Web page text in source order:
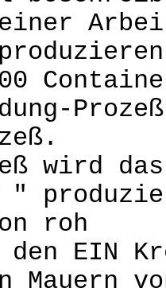
wird
"
roh
EIN
Mauern